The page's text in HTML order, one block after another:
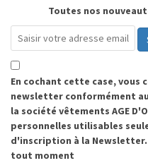
Toutes nos
En cochant cette case, vous
newsletter conformément
la société vêtements AGE
personnelles utilisables
d'inscription à la Newsletter.
tout moment